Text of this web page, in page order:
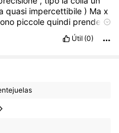
quasi impercettibile) Max
piccolequindi prendere
misura
Útil (0)